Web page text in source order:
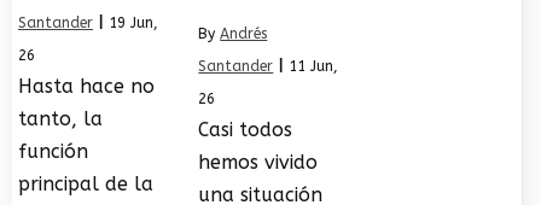
Santander
19 Jun,
26
Hasta hace no
tanto, la
función
principal de la
ByAndrés
Santander
11 Jun,
26
Casi todos
hemos vivido
una situación